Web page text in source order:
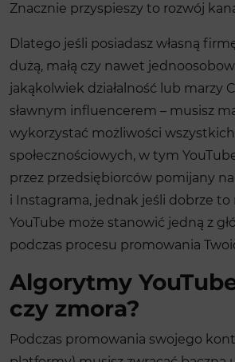
Znacznie przyspieszy to rozwój
Dlatego jeśli posiadasz własną
dużą, małą czy nawet
jakąkolwiek działalność lub marzy
sławnym influencerem – musisz
wykorzystać możliwości
społecznościowych, w tym
przez przedsiębiorców pomijany
i Instagrama, jednak jeśli dobrze to
YouTube może stanowić jedną z
podczas procesu promowania
Algorytmy
czy zmora?
Podczas promowania swojego